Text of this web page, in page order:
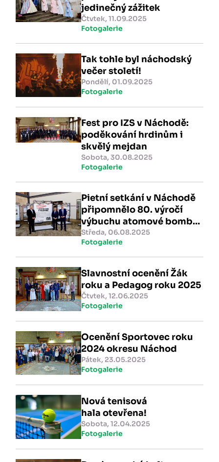
jedinečný zážitek
Čtvtek, 11.09.2025
Fotogalerie
Tak tohle byl náchodský
večer století!
Pondělí, 01.09.2025
Fotogalerie
Fest pro IZS v Náchodě:
poděkování hrdinům i
skvělý mejdan
Sobota, 30.08.2025
Fotogalerie
Pietní setkání v Náchodě
připomnělo 80. výročí
výbuchu atomové bomby
nad Hirošimou
Středa, 06.08.2025
Fotogalerie
Slavnostní ocenění Žák
roku a Pedagog roku 2025
Čtvtek, 12.06.2025
Fotogalerie
Ocenění Sportovec roku
2024 okresu Náchod
Pátek, 23.05.2025
Fotogalerie
Nová tenisová
hala otevřena!
Sobota, 12.04.2025
Fotogalerie